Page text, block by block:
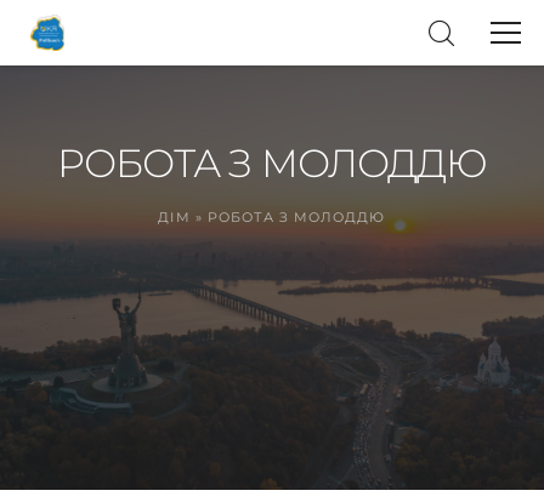
РОБОТА З МОЛОДДЮ
ДІМ » РОБОТА З МОЛОДДЮ